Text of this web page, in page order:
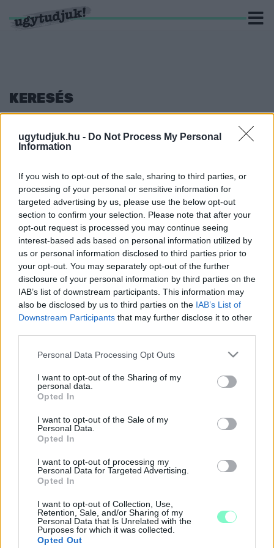
ugytudjuk.hu - Do Not Process My Personal
Information
If you wish to opt-out of the sale, sharing to third parties, or
processing of your personal or sensitive information for
targeted advertising by us, please use the below opt-out
section to confirm your selection. Please note that after your
opt-out request is processed you may continue seeing
interest-based ads based on personal information utilized by
us or personal information disclosed to third parties prior to
your opt-out. You may separately opt-out of the further
disclosure of your personal information by third parties on the
IAB’s list of downstream participants. This information may
also be disclosed by us to third parties on the IAB’s List of
Downstream Participants that may further disclose it to other
Please note that this website/app uses one or more Google
not limited to your visit or usage behaviour. You may click to
grant or deny consent to Google and its third-party tags to
use your data for below specified purposes in below Google
consent section.
Personal Data Processing Opt Outs
I want to opt-out of the Sharing of my
personal data.
Opted In
I want to opt-out of the Sale of my
Personal Data.
Opted In
I want to opt-out of processing my
Personal Data for Targeted Advertising.
Opted In
I want to opt-out of Collection, Use,
Retention, Sale, and/or Sharing of my
Personal Data that Is Unrelated with the
Purposes for which it was collected.
Opted Out
KERESÉS
ÚJABB FEKVŐRENDŐRÖK TELEPÍTÉSÉT KÉRIK
UTCÁBAN
2025. május. 28. 19:48
Szavazással döntik el, hogyan alakuljon az utca forgalmi rendje.
KIAKADTAK A CSANAKIAK A FRISSEN
LERAKOTT FEKVŐRENDŐRÖN
2023. december. 12. 07:01
A győri útkezelő munkája inkább tűnik frissen megfoltozott
útnak.
FOLYTATÓDNAK A FEKVŐRENDŐR-
TELEPÍTÉSEK SÁRVÁRON, AZ EGYIK UTCÁT
TELJES TERJEDELMÉBEN LE IS ZÁRTÁK
2020. július. 16. 10:43
Több mint egy hétig kell kerülőúton járnia az arra közlekedőknek.
MEGJELENTEK A FEKVŐRENDŐRÖK
2020. július. 09. 14:27
KIFEKÜDTEK A RENDŐRÖK A SÁRVÁRI TEMETŐ
UTCÁBAN
2020. június. 23. 18:25
Sebességcsökkentőküszöb-nagyhatalom lesz a város.
ITT A MEGOLDÁS A KÖZLEKEDÉSI PROBLÉMÁK
MEGSZÜNTETÉSÉRE A SZOMBATHELYI
JOSKAR-OLA VÁROSRÉSZEN
2019. október. 10. 14:48
Kelemen Krisztián, a körzet képviselője két zebrát tervez annál a